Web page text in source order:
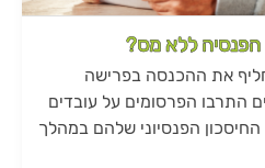
הפנסיה ללא מס?
את ההכנסה בפרישה
התרבו הפרסומים על עובדים
הפנסיוני שלהם במהלך